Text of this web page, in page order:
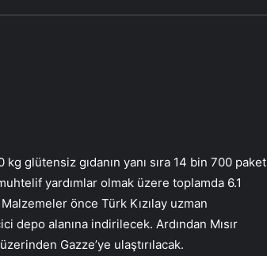
glütensiz gıdanın yanı sıra 14 bin 700 paket
yardımlar olmak üzere toplamda 6.1
önce Türk Kızılay uzman
depo alanına indirilecek. Ardından Mısır
üzerinden Gazze’ye ulaştırılacak.